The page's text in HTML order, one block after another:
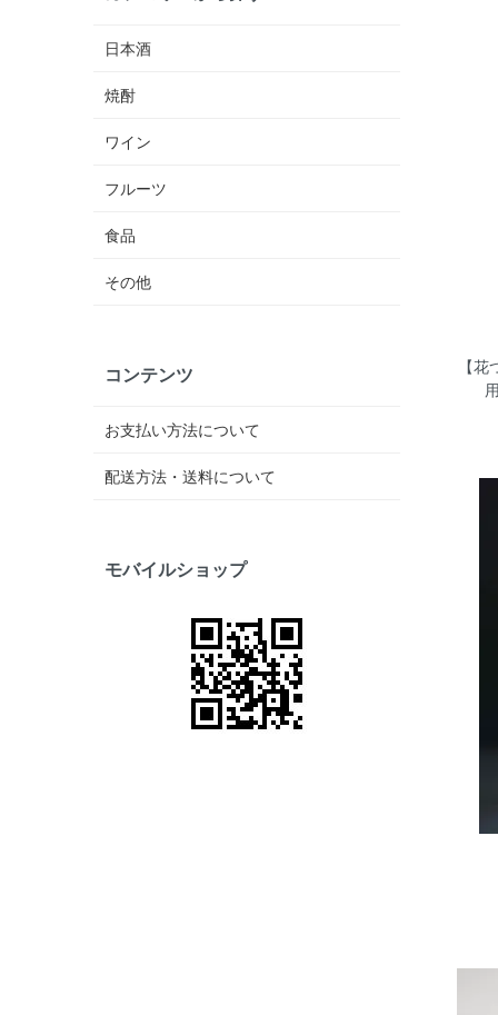
【
日本酒
焼酎
ワイン
フルーツ
食品
その他
コンテンツ
お支払い方法について
配送方法・送料について
モバイルショップ